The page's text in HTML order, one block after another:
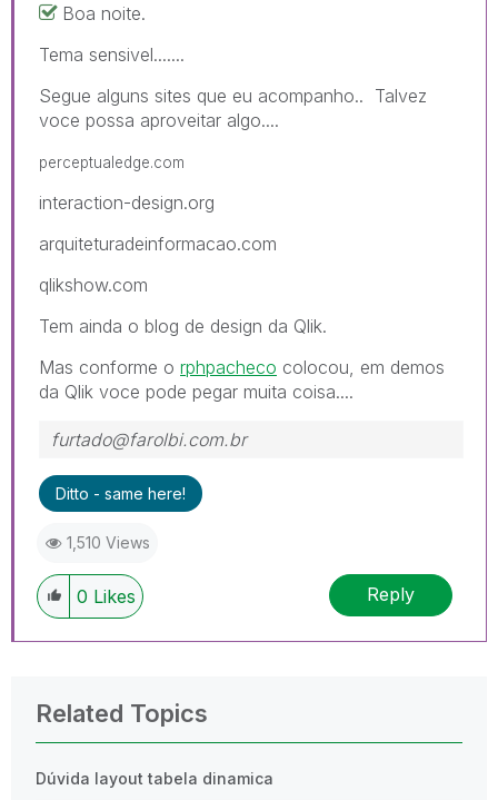
Boa noite.
Tema sensivel.......
Segue alguns sites que eu acompanho.. Talvez
voce possa aproveitar algo....
perceptualedge.com
interaction-design.org
arquiteturadeinformacao.com
qlikshow.com
Tem ainda o blog de design da Qlik.
Mas conforme o rphpacheco colocou, em demos
da Qlik voce pode pegar muita coisa....
furtado@farolbi.com.br
Ditto - same here!
1,510 Views
0 Likes Reply
Related Topics
Dúvida layout tabela dinamica